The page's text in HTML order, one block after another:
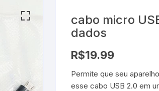
e Fontes
cabo micro
dados
R$19.99
Permite que seu
esse cabo USB 2.0 em